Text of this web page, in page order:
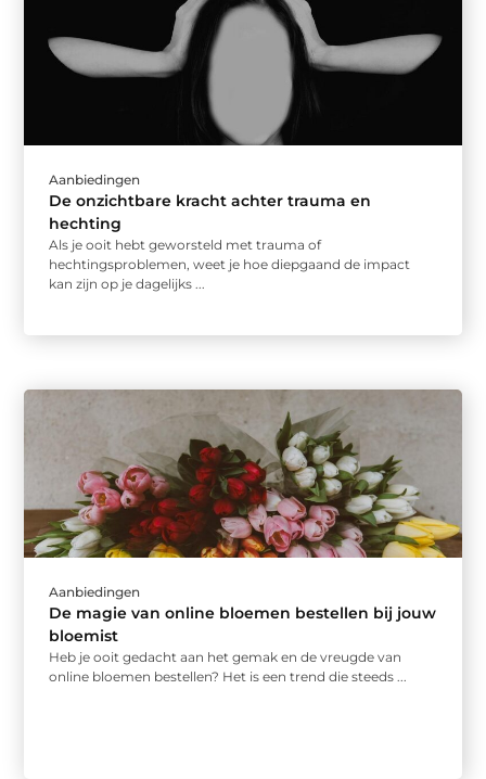
Aanbiedingen
De onzichtbare kracht achter trauma en
hechting
Als je ooit hebt geworsteld met trauma of
hechtingsproblemen, weet je hoe diepgaand de impact
kan zijn op je dagelijks ...
Aanbiedingen
De magie van online bloemen bestellen bij jouw
bloemist
Heb je ooit gedacht aan het gemak en de vreugde van
online bloemen bestellen? Het is een trend die steeds ...